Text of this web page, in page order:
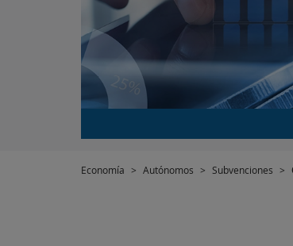
Economía > Autónomos > Subvenciones >